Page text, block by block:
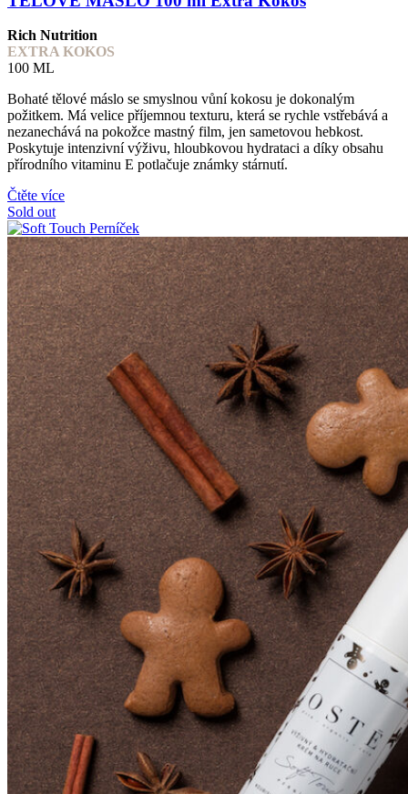
Rich Nutrition
EXTRA KOKOS
100 ML
Bohaté tělové máslo se smyslnou vůní kokosu je dokonalým
požitkem. Má velice příjemnou texturu, která se rychle vstřebává a
nezanechává na pokožce mastný film, jen sametovou hebkost.
Poskytuje intenzivní výživu, hloubkovou hydrataci a díky obsahu
přírodního vitaminu E potlačuje známky stárnutí.
Čtěte více
Sold out